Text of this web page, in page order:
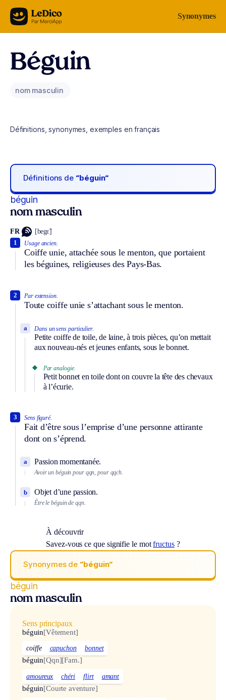
Aller au contenu Synonymes
Béguin
nom masculin
Définitions, synonymes, exemples en français
Définitions de “béguin“
béguin
nom masculin
FR [begɛ̃]
Usage ancien.
Coiffe unie, attachée sous le menton, que portaient
les béguines, religieuses des Pays-Bas.
1
Par extension.
Toute coiffe unie s’attachant sous le menton.
2
Dans un sens particulier.
Petite coiffe de toile, de laine, à trois pièces, qu’on mettait
aux nouveau-nés et jeunes enfants, sous le bonnet.
a
Par analogie.
Petit bonnet en toile dont on couvre la tête des chevaux
à l’écurie.
Sens figuré.
Fait d’être sous l’emprise d’une personne attirante
dont on s’éprend.
3
Passion momentanée.
a
Avoir un béguin pour qqn, pour qqch.
Objet d’une passion.
b
Être le béguin de qqn.
À découvrir
Savez-vous ce que signifie le motfructus?
Synonymes de “béguin“
béguin
nom masculin
Sens principaux
béguin[Vêtement]
coiffe capuchon bonnet
béguin[Qqn][Fam.]
amoureux chéri flirt amant
béguin[Courte aventure]